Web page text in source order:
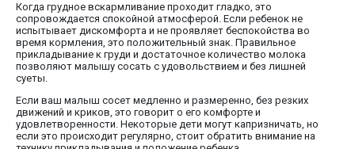
Когда грудное вскармливание проходит гладко, это
сопровождается спокойной атмосферой. Если ребенок не
испытывает дискомфорта и не проявляет беспокойства во
время кормления, это положительный знак. Правильное
прикладывание к груди и достаточное количество молока
позволяют малышу сосать с удовольствием и без лишней
суеты.
Если ваш малыш сосет медленно и размеренно, без резких
движений и криков, это говорит о его комфорте и
удовлетворенности. Некоторые дети могут капризничать, но
если это происходит регулярно, стоит обратить внимание на